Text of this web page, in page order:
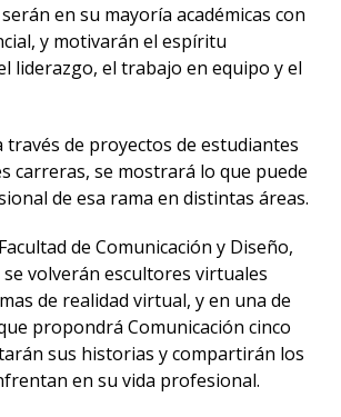
en su mayoría académicas con
y motivarán el espíritu
liderazgo, el trabajo en equipo y el
través de proyectos de estudiantes
carreras, se mostrará lo que puede
de esa rama en distintas áreas.
de Comunicación y Diseño,
volverán escultores virtuales
de realidad virtual, y en una de
propondrá Comunicación cinco
sus historias y compartirán los
en su vida profesional.